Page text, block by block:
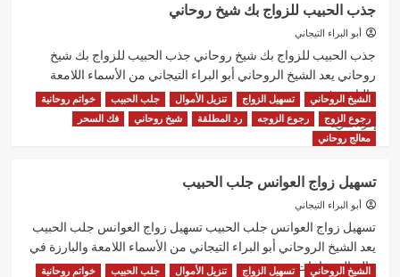
الزوجه
الزعلانه
روحاني
جذب الحبيب للزواج بك شيخ روحاني
أبو البراء التيجاني
جذب الحبيب للزواج بك شيخ روحاني جذب الحبيب للزواج بك شيخ
روحاني يعد الشيخ الروحاني أبو البراء التيجاني من الأسماء اللامعة
والبارزة في...
إقرأ المزيداقرأ
المزيد
الحبيب
للزواج
بك
شيخ
روحاني
الشيخ الروحاني تسهيل الزواج تنزيل الأموال جلب الحبيب
خواتم روحانية
رجوع الزوج
رجوع الزوجه رد المطلقة شيخ روحاني
فك السحر
معالج روحاني
تسهيل زواج العوانس جلب الحبيب
أبو البراء التيجاني
تسهيل زواج العوانس جلب الحبيب تسهيل زواج العوانس جلب الحبيب
يعد الشيخ الروحاني أبو البراء التيجاني من الأسماء اللامعة والبارزة في
عالم الروحانيات...
الشيخ الروحاني تسهيل الزواج تنزيل الأموال جلب الحبيب
خواتم روحانية